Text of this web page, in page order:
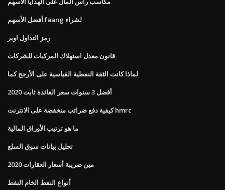
أفضل الأسهم faang لشراء
رمز التداول اوبر
قانون معدل استهلاك المركبات للشركات
لماذا كانت الثقة النفطية القياسية على الأرجح كما
أفضل 3 سنوات سعر الفائدة ثابت 2020
كيفية دفع ضرائب منخفضة على الانترنت hmrc
ما هو ترتيب الأوراق المالية
تحليل بيانات سوق السلع
مين ضريبة أسعار العقارات 2020
أنواع النفط الخام النفط